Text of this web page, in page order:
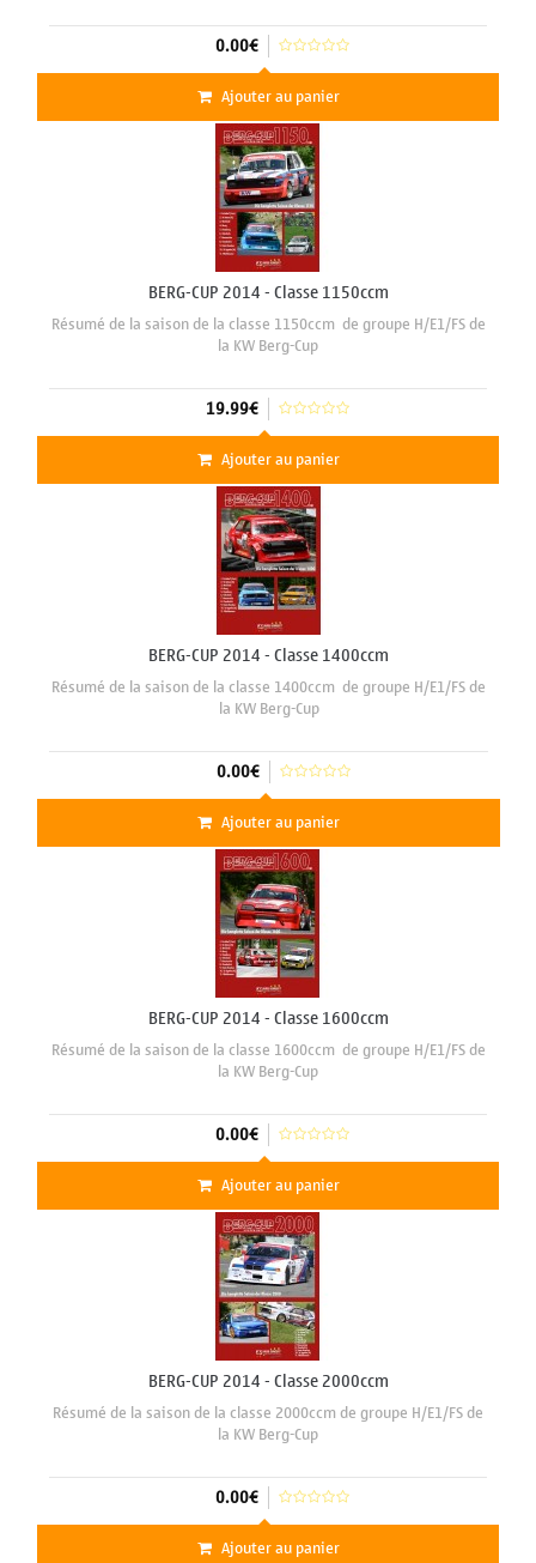
0.00€
Ajouter au panier
BERG-CUP 2014 - Classe 1150ccm
Résumé de la saison de la classe 1150ccm de groupe H/E1/FS de
la KW Berg-Cup
19.99€
Ajouter au panier
BERG-CUP 2014 - Classe 1400ccm
Résumé de la saison de la classe 1400ccm de groupe H/E1/FS de
la KW Berg-Cup
0.00€
Ajouter au panier
BERG-CUP 2014 - Classe 1600ccm
Résumé de la saison de la classe 1600ccm de groupe H/E1/FS de
la KW Berg-Cup
0.00€
Ajouter au panier
BERG-CUP 2014 - Classe 2000ccm
Résumé de la saison de la classe 2000ccm de groupe H/E1/FS de
la KW Berg-Cup
0.00€
Ajouter au panier